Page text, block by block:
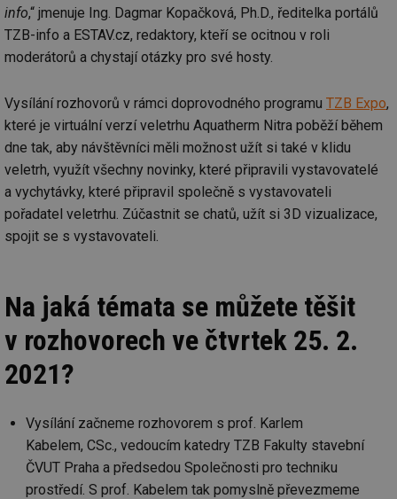
info,“ jmenuje Ing. Dagmar Kopačková, Ph.D., ředitelka portálů
TZB-info a ESTAV.cz, redaktory, kteří se ocitnou v roli
moderátorů a chystají otázky pro své hosty.
Vysílání rozhovorů v rámci doprovodného programu TZB Expo,
které je virtuální verzí veletrhu Aquatherm Nitra poběží během
dne tak, aby návštěvníci měli možnost užít si také v klidu
veletrh, využít všechny novinky, které připravili vystavovatelé
a vychytávky, které připravil společně s vystavovateli
pořadatel veletrhu. Zúčastnit se chatů, užít si 3D vizualizace,
spojit se s vystavovateli.
Na jaká témata se můžete těšit
v rozhovorech ve čtvrtek 25. 2.
2021?
Vysílání začneme rozhovorem s prof. Karlem
Kabelem, CSc., vedoucím katedry TZB Fakulty stavební
ČVUT Praha a předsedou Společnosti pro techniku
prostředí. S prof. Kabelem tak pomyslně převezmeme